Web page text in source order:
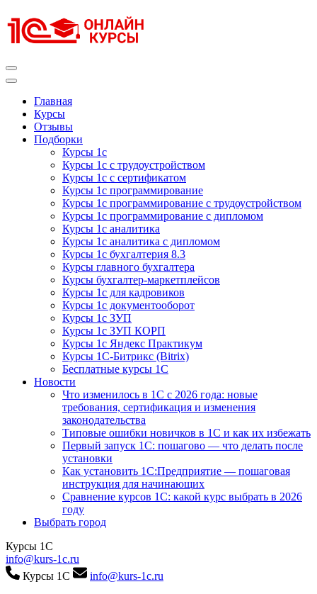
к
содержимому
Главная
Курсы
Отзывы
Подборки
Курсы 1с
Курсы 1с с трудоустройством
Курсы 1с с сертификатом
Курсы 1с программирование
Курсы 1с программирование с трудоустройством
Курсы 1с программирование с дипломом
Курсы 1с аналитика
Курсы 1с аналитика с дипломом
Курсы 1с бухгалтерия 8.3
Курсы главного бухгалтера
Курсы бухгалтер-маркетплейсов
Курсы 1с для кадровиков
Курсы 1с документооборот
Курсы 1с ЗУП
Курсы 1с ЗУП КОРП
Курсы 1с Яндекс Практикум
Курсы 1С-Битрикс (Bitrix)
Бесплатные курсы 1С
Новости
Что изменилось в 1С с 2026 года: новые
требования, сертификация и изменения
законодательства
Типовые ошибки новичков в 1С и как их избежать
Первый запуск 1С: пошагово — что делать после
установки
Как установить 1С:Предприятие — пошаговая
инструкция для начинающих
Сравнение курсов 1С: какой курс выбрать в 2026
году
Выбрать город
Курсы 1С
info@kurs-1c.ru
Курсы 1С
info@kurs-1c.ru